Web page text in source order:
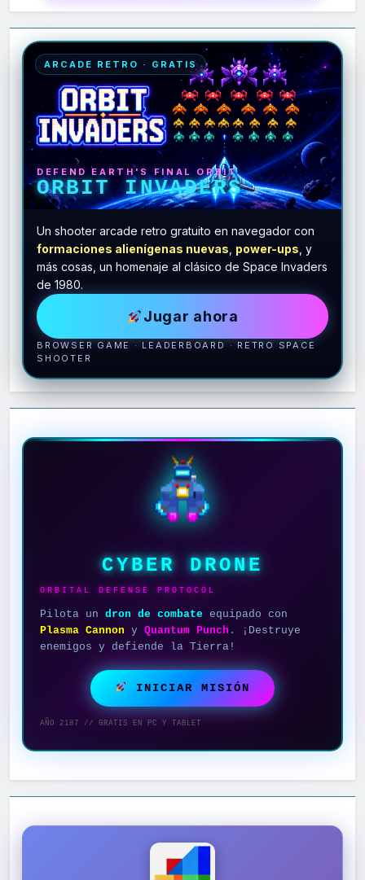
ARCADE RETRO · GRATIS
DEFEND EARTH'S FINAL ORBIT
ORBIT INVADERS
Un shooter arcade retro gratuito en navegador con
formaciones alienígenas nuevas power-ups , y
más cosas, un homenaje al clásico de Space Invaders
de 1980.
Jugar ahora
BROWSER GAME · LEADERBOARD · RETRO SPACE
SHOOTER
CYBER DRONE
ORBITAL DEFENSE PROTOCOL
Pilota un dron de combate equipado con
Plasma Cannon y Quantum Punch . ¡Destruye
enemigos y defiende la Tierra!
INICIAR MISIÓN
AÑO 2187 // GRATIS EN PC Y TABLET